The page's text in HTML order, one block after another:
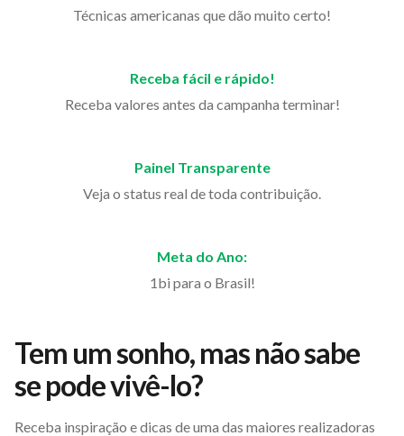
Técnicas americanas que dão muito certo!
Receba fácil e rápido!
Receba valores antes da campanha terminar!
Painel Transparente
Veja o status real de toda contribuição.
Meta do Ano:
1bi para o Brasil!
Tem um sonho, mas não sabe
se pode vivê-lo?
Receba inspiração e dicas de uma das maiores realizadoras